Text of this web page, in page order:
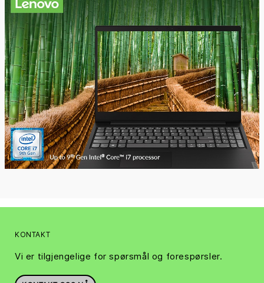
KONTAKT
Vi er tilgjengelige for spørsmål og forespørsler.